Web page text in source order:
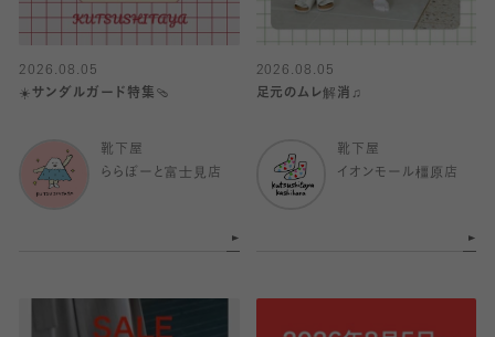
2026.08.05
☀️サンダルガード特集🩴
靴下屋
ららぽーと富士見店
2026.08.05
足元のムレ解消♫
靴下屋
イオンモール橿原店